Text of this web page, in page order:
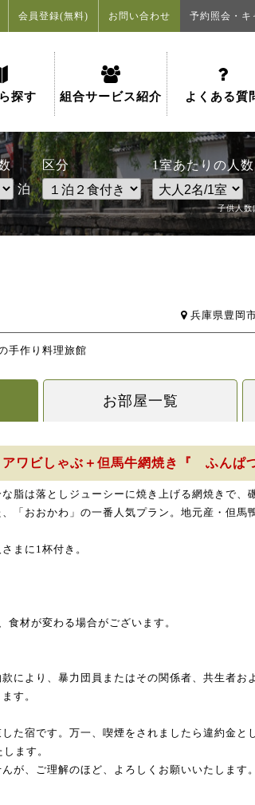
会員登録(無料) お問い合わせ 予約照会・キ
探す 組合サービス紹介 よくある質
泊
区分 1室あたりの人数
子供人数
兵庫県豊岡
手作り料理旅館
お部屋一覧
ビしゃぶ＋但馬牛網焼き『 ふんぱ
脂は落としジューシーに焼き上げる網焼きで、
「おおかわ」の一番人気プラン。地元産・但馬
まに1杯付き。
材が変わる場合がございます。
により、暴力団員またはその関係者、共生者お
す。
た宿です。万一、喫煙をされましたら違約金と
ます。
が、ご理解のほど、よろしくお願いいたします。